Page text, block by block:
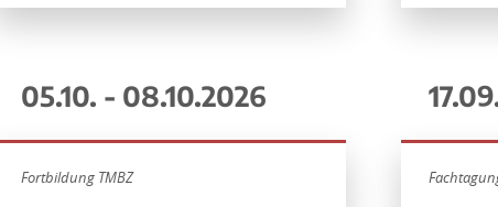
05.10. - 08.10.2026
Fortbildung TMBZ